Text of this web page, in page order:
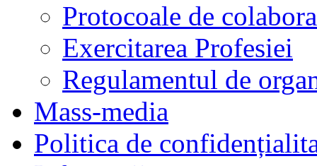
Protocoale de
Exercitarea Profesiei
Regulamentul de
Mass-media
Politica de